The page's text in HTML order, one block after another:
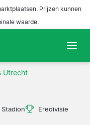
Prijzen kunnen
waarde.
Utrecht
Eredivisie